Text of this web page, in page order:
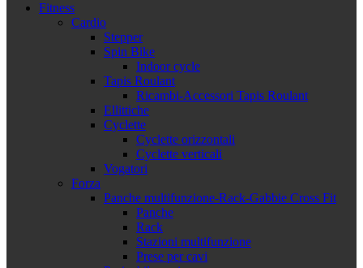
Fitness
Cardio
Stepper
Spin Bike
Indoor cycle
Tapis Roulant
Ricambi-Accessori Tapis Roulant
Ellittiche
Cyclette
Cyclette orizzontali
Cyclette verticali
Vogatori
Forza
Panche multifunzione-Rack-Gabbie Cross Fit
Panche
Rack
Stazioni multifunzione
Prese per cavi